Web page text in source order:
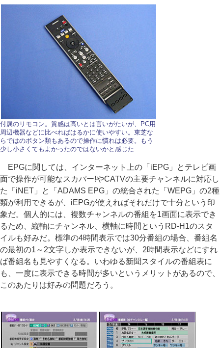
付属のリモコン。質感は高いとは言いがたいが、PC用
周辺機器などに比べればはるかに使いやすい。東芝な
らではのボタン類もあるので操作に慣れは必要。もう
少し小さくてもよかったのではないかと感じた
EPGに関しては、インターネット上の「iEPG」とテレビ画
面で操作が可能なスカパー!やCATVの主要チャンネルに対応し
た「iNET」と「ADAMS EPG」の統合された「WEPG」の2種
類が利用できるが、iEPGが使えればそれだけで十分という印
象だ。個人的には、複数チャンネルの番組を1画面に表示でき
るため、縦軸にチャンネル、横軸に時間というRD-H1のスタ
イルも好みだ。標準の4時間表示では30分番組の場合、番組名
の最初の1～2文字しか表示できないが、2時間表示などにすれ
ば番組名も見やすくなる。いわゆる新聞スタイルの番組表に
も、一度に表示できる時間が多いというメリットがあるので、
このあたりは好みの問題だろう。